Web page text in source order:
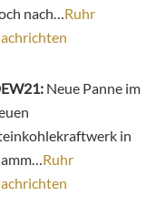
nach…Ruhr
Neue Panne im
in
Ruhr